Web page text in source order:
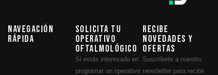
Navegación
Rápida
Solicita tu
operativo
oftalmológico
Si estás interesado en
programar un operativo
Recibe
novedades y
ofertas
Suscríbete a nuestro
newsletter para recibir